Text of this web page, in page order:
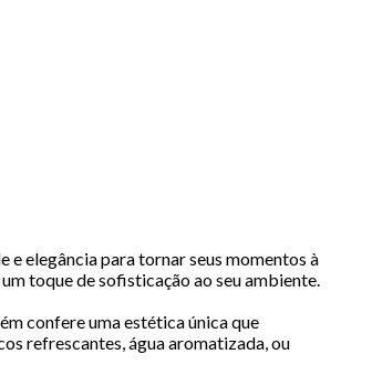
e elegância para tornar seus momentos à
toque de sofisticação ao seu ambiente.
confere uma estética única que
refrescantes, água aromatizada, ou